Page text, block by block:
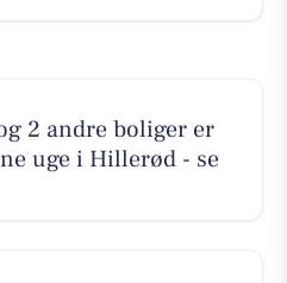
2 andre boliger er
uge i Hillerød - se